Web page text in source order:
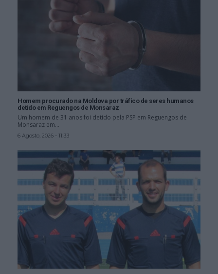
Homem procurado na Moldova por tráfico de seres humanos
detido em Reguengos de Monsaraz
Um homem de 31 anos foi detido pela PSP em Reguengos de
Monsaraz em...
6 Agosto, 2026 - 11:33